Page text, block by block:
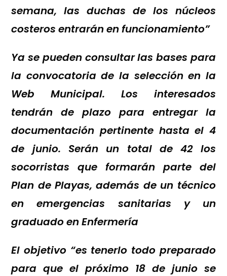
semana, las duchas de los núcleos
costeros entrarán en funcionamiento”
Ya se pueden consultar las bases para
la convocatoria de la selección en la
Web Municipal. Los interesados
tendrán de plazo para entregar la
documentación pertinente hasta el 4
de junio. Serán un total de 42 los
socorristas que formarán parte del
Plan de Playas, además de un técnico
en emergencias sanitarias y un
graduado en Enfermería
El objetivo “es tenerlo todo preparado
para que el próximo 18 de junio se